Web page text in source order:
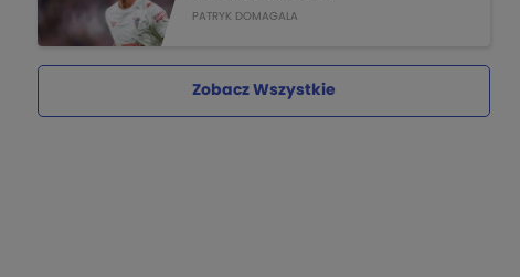
PATRYK DOMAGALA
Zobacz Wszystkie